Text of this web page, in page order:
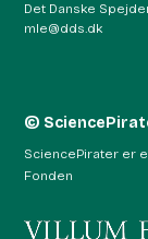
Det Danske
mle@dds.dk
©
SciencePirater er
Fonden